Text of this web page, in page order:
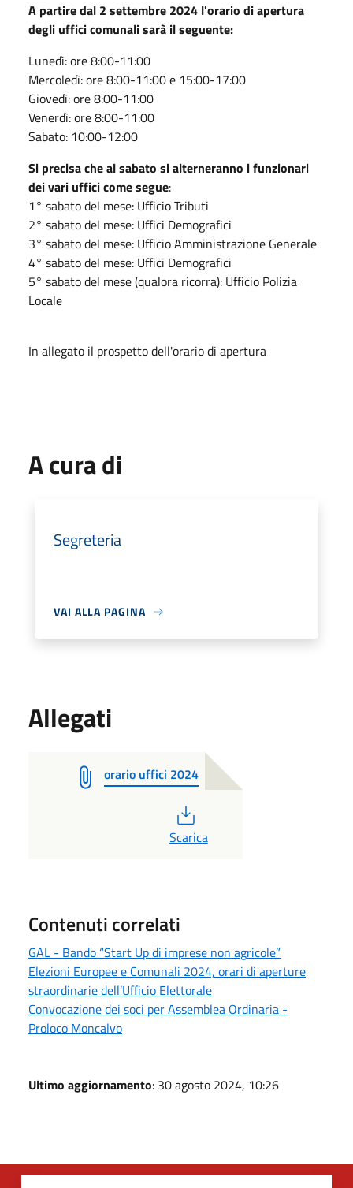
A partire dal 2 settembre 2024 l'orario di apertura
degli uffici comunali sarà il seguente:
Lunedì: ore 8:00-11:00
Mercoledì: ore 8:00-11:00 e 15:00-17:00
Giovedì: ore 8:00-11:00
Venerdì: ore 8:00-11:00
Sabato: 10:00-12:00
Si precisa che al sabato si alterneranno i funzionari
dei vari uffici come segue:
1° sabato del mese: Ufficio Tributi
2° sabato del mese: Uffici Demografici
3° sabato del mese: Ufficio Amministrazione Generale
4° sabato del mese: Uffici Demografici
5° sabato del mese (qualora ricorra): Ufficio Polizia
Locale
In allegato il prospetto dell'orario di apertura
A cura di
Segreteria
VAI ALLA PAGINA
Allegati
orario uffici 2024
Scarica
Contenuti correlati
GAL - Bando “Start Up di imprese non agricole”
Elezioni Europee e Comunali 2024, orari di aperture
straordinarie dell’Ufficio Elettorale
Convocazione dei soci per Assemblea Ordinaria -
Proloco Moncalvo
Ultimo aggiornamento: 30 agosto 2024, 10:26